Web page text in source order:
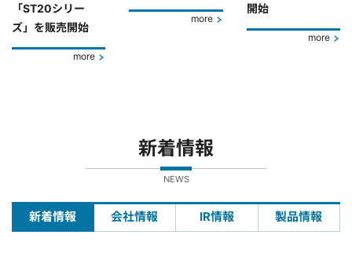
「ST20シリー
ズ」を販売開始
more
more
開始
more
新着情報
NEWS
新着情報 会社情報 IR情報 製品情報